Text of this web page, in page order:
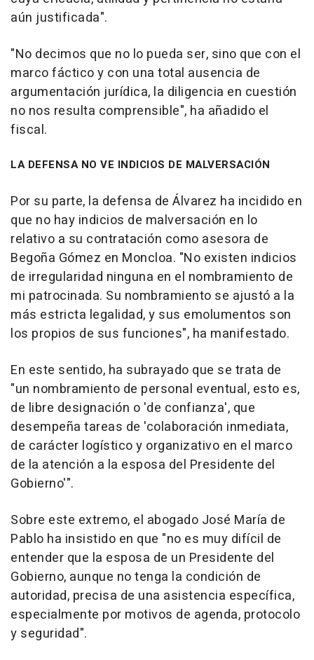
aún justificada".
"No decimos que no lo pueda ser, sino que con el
marco fáctico y con una total ausencia de
argumentación jurídica, la diligencia en cuestión
no nos resulta comprensible", ha añadido el
fiscal.
LA DEFENSA NO VE INDICIOS DE MALVERSACIÓN
Por su parte, la defensa de Álvarez ha incidido en
que no hay indicios de malversación en lo
relativo a su contratación como asesora de
Begoña Gómez en Moncloa. "No existen indicios
de irregularidad ninguna en el nombramiento de
mi patrocinada. Su nombramiento se ajustó a la
más estricta legalidad, y sus emolumentos son
los propios de sus funciones", ha manifestado.
En este sentido, ha subrayado que se trata de
"un nombramiento de personal eventual, esto es,
de libre designación o 'de confianza', que
desempeña tareas de 'colaboración inmediata,
de carácter logístico y organizativo en el marco
de la atención a la esposa del Presidente del
Gobierno'".
Sobre este extremo, el abogado José María de
Pablo ha insistido en que "no es muy difícil de
entender que la esposa de un Presidente del
Gobierno, aunque no tenga la condición de
autoridad, precisa de una asistencia específica,
especialmente por motivos de agenda, protocolo
y seguridad".